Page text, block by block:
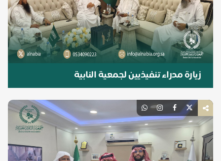
زيارة مدراء تنفيذيين لجمعية النابية